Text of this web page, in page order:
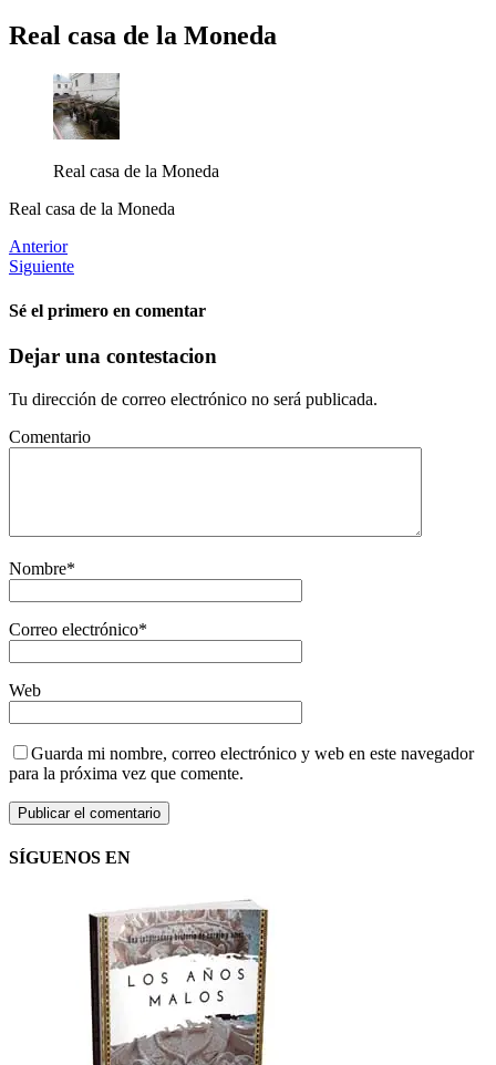
Real casa de la Moneda
Real casa de la Moneda
Real casa de la Moneda
Anterior
Siguiente
Sé el primero en comentar
Dejar una contestacion
Tu dirección de correo electrónico no será publicada.
Comentario
Nombre*
Correo electrónico*
Web
Guarda mi nombre, correo electrónico y web en este navegador
para la próxima vez que comente.
SÍGUENOS EN